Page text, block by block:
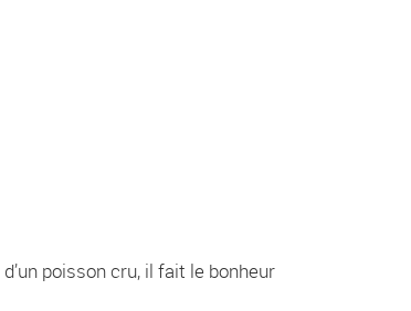
poisson cru, il fait le bonheur